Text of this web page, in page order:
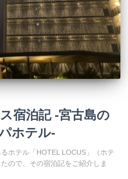
宿泊記 -宮古島の
ホテル-
ホテル「HOTEL LOCUS」（ホテ
ので、その宿泊記をご紹介しま